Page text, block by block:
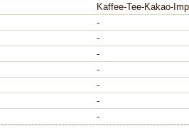
Kaffee-Tee-Kakao-
-
-
-
-
-
-
-